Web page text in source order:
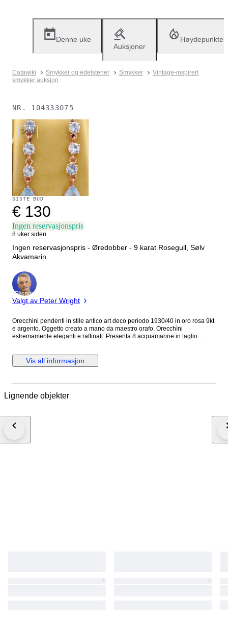
Denne uke
Auksjoner
Høydepunkter
Catawiki Smykker og edelstener Smykker
Vintage-inspirert
smykker auksjon
NR. 104333075
Solgt
SISTE BUD
€ 130
Ingen reservasjonspris
8 uker siden
Ingen reservasjonspris - Øredobber - 9 karat Rosegull, Sølv
Akvamarin
Ekspert
Valgt av Peter Wright
Orecchini pendenti in stile antico art deco periodo 1930/40 in oro rosa 9kt
e argento. Oggetto creato a mano da maestro orafo. Orecchìni
estremamente eleganti e raffinati. Presenta 8 acquamarine in taglio
astuccio regalo con spedizione tracciata e assicurata. Verrà rilasciato
certificato d’autenticità dell’oggetto con caratteristiche delle pietre e delle
anteriore e posteriore in argento. I nostri costi di spedizione includono
danneggiamento dell’articolo ed un servizio premium espresso in quanto
alle pietre naturali.
Vis all informasjon
Lignende objekter